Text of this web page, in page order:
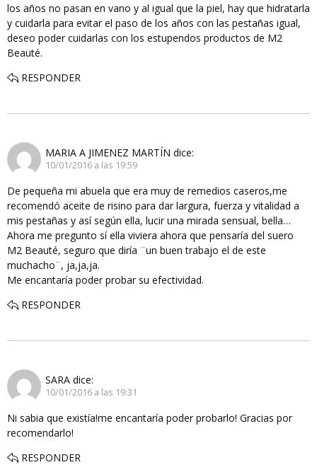
los años no pasan en vano y al igual que la piel, hay que hidratarla
y cuidarla para evitar el paso de los años con las pestañas igual,
deseo poder cuidarlas con los estupendos productos de M2
Beauté.
RESPONDER
MARIA A JIMENEZ MARTÍN dice:
10/01/2016 a las 19:59
De pequeña mi abuela que era muy de remedios caseros,me
recomendó aceite de risino para dar largura, fuerza y vitalidad a
mis pestañas y así según ella, lucir una mirada sensual, bella…
Ahora me pregunto sí ella viviera ahora que pensaría del suero
M2 Beauté, seguro que diría ¨un buen trabajo el de este
muchacho¨, ja,ja,ja.
Me encantaría poder probar su efectividad.
RESPONDER
SARA dice:
10/01/2016 a las 19:31
Ni sabia que existía!me encantaría poder probarlo! Gracias por
recomendarlo!
RESPONDER